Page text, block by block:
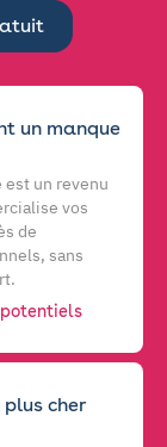
un manque
est un revenu
vos
de
sans
cher